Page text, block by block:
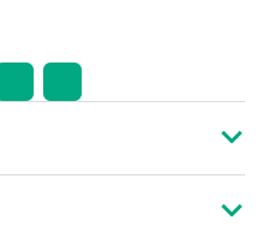
en cualquier
mercado,
de la vida útil y